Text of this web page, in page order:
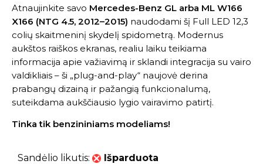
Atnaujinkite savo Mercedes-Benz GL arba ML W166
X166 (NTG 4.5, 2012–2015) naudodami šį Full LED 12,3
colių skaitmeninį skydelį spidometrą. Modernus
aukštos raiškos ekranas, realiu laiku teikiama
informacija apie važiavimą ir sklandi integracija su vairo
valdikliais – ši „plug-and-play“ naujovė derina
prabangų dizainą ir pažangią funkcionalumą,
suteikdama aukščiausio lygio vairavimo patirtį.
Tinka tik benzininiams modeliams!
Sandėlio likutis: Išparduota